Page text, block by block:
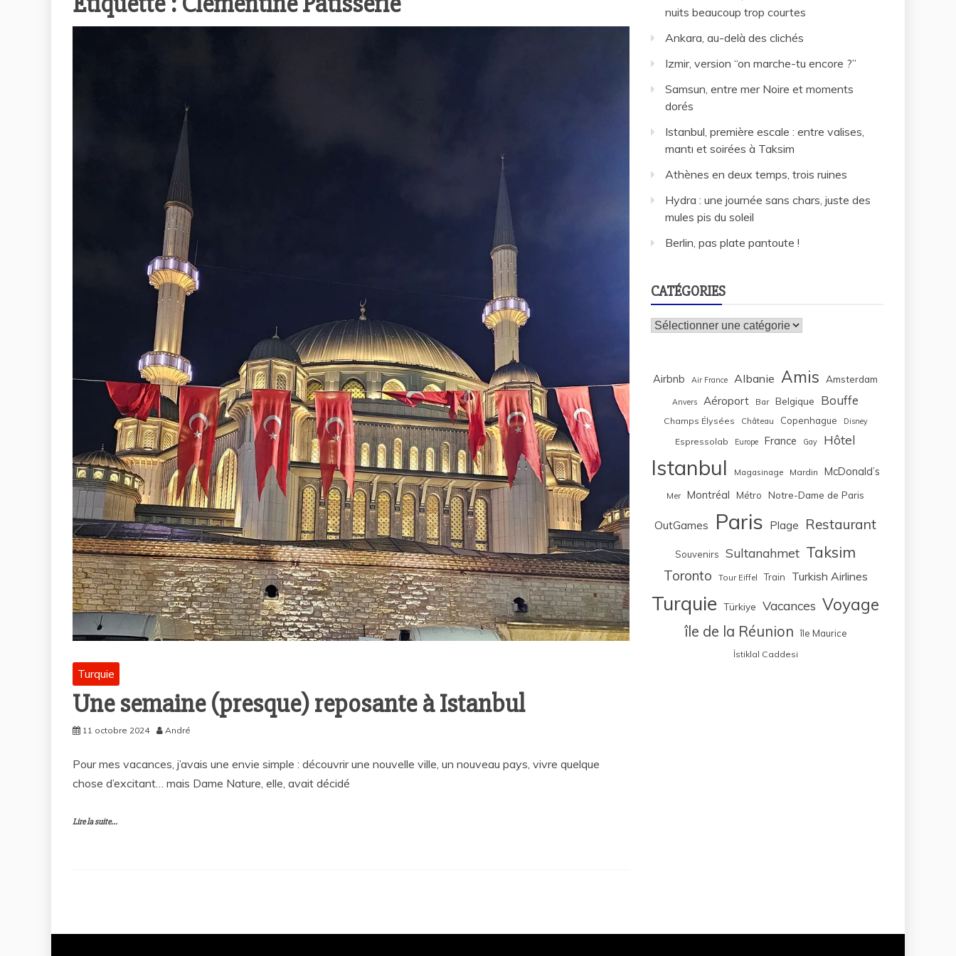
Turquie
Une semaine (presque) reposante à Istanbul
11 octobre 2024 André
Pour mes vacances, j’avais une envie simple : découvrir une nouvelle ville, un nouveau pays, vivre quelque
chose d’excitant… mais Dame Nature, elle, avait décidé
Lire la suite...
nuits beaucoup trop courtes
Ankara, au-delà des clichés
Izmir, version “on marche-tu encore ?”
Samsun, entre mer Noire et moments
dorés
Istanbul, première escale : entre valises,
mantı et soirées à Taksim
Athènes en deux temps, trois ruines
Hydra : une journée sans chars, juste des
mules pis du soleil
Berlin, pas plate pantoute !
CATÉGORIES
Catégories
Airbnb Air France Albanie Amis Amsterdam
Anvers Aéroport Bar Belgique Bouffe
Champs Élysées Château Copenhague Disney
Espressolab Europe France Gay Hôtel
Istanbul Magasinage Mardin McDonald’s
Mer Montréal Métro Notre-Dame de Paris
OutGames Paris Plage Restaurant
Souvenirs Sultanahmet Taksim
Toronto Tour Eiffel Train Turkish Airlines
Turquie Türkiye Vacances Voyage
île de la Réunion île Maurice
İstiklal Caddesi